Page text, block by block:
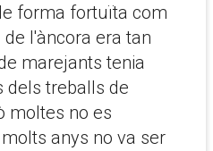
forma fortuïta com
l'àncora era tan
marejants tenia
dels treballs de
moltes no es
anys no va ser